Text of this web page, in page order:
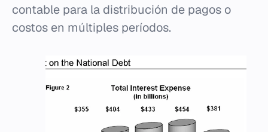
contable para la distribución de pagos o
costos en múltiples períodos.